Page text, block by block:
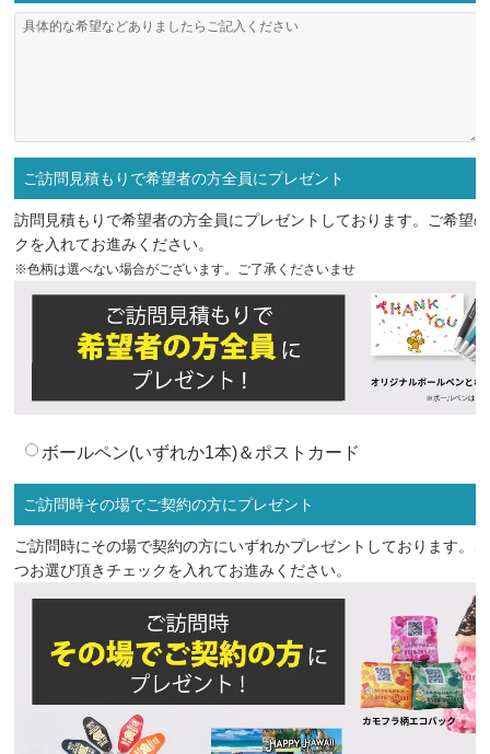
ご訪問見積もりで希望者の方全員にプレゼント
訪問見積もりで希望者の方全員にプレゼントしております。ご希望
クを入れてお進みください。
※色柄は選べない場合がございます。ご了承くださいませ
ボールペン(いずれか1本)＆ポストカード
ご訪問時その場でご契約の方にプレゼント
ご訪問時にその場で契約の方にいずれかプレゼントしております。
つお選び頂きチェックを入れてお進みください。